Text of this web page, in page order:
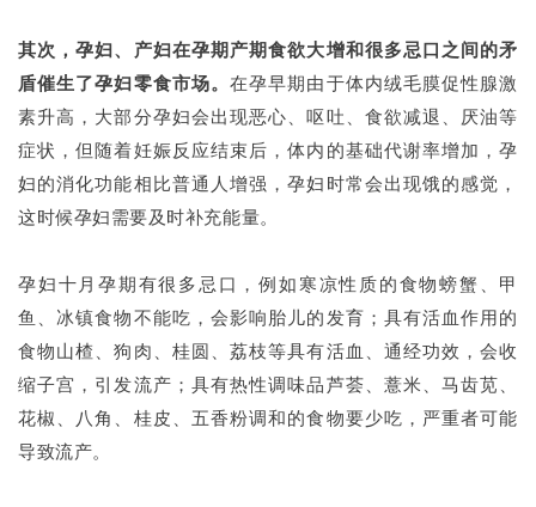
其次，孕妇、产妇在孕期产期食欲大增和很多忌口之间的矛
盾催生了孕妇零食市场。在孕早期由于体内绒毛膜促性腺激
素升高，大部分孕妇会出现恶心、呕吐、食欲减退、厌油等
症状，但随着妊娠反应结束后，体内的基础代谢率增加，孕
妇的消化功能相比普通人增强，孕妇时常会出现饿的感觉，
这时候孕妇需要及时补充能量。
孕妇十月孕期有很多忌口，例如寒凉性质的食物螃蟹、甲
鱼、冰镇食物不能吃，会影响胎儿的发育；具有活血作用的
食物山楂、狗肉、桂圆、荔枝等具有活血、通经功效，会收
缩子宫，引发流产；具有热性调味品芦荟、薏米、马齿苋、
花椒、八角、桂皮、五香粉调和的食物要少吃，严重者可能
导致流产。